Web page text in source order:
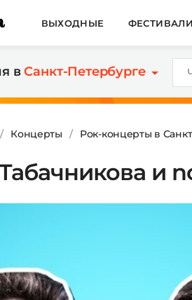
ВЫХОДНЫЕ ФЕСТИВАЛИ
вСанкт-Петербурге
Концерты Рок-концерты в
и